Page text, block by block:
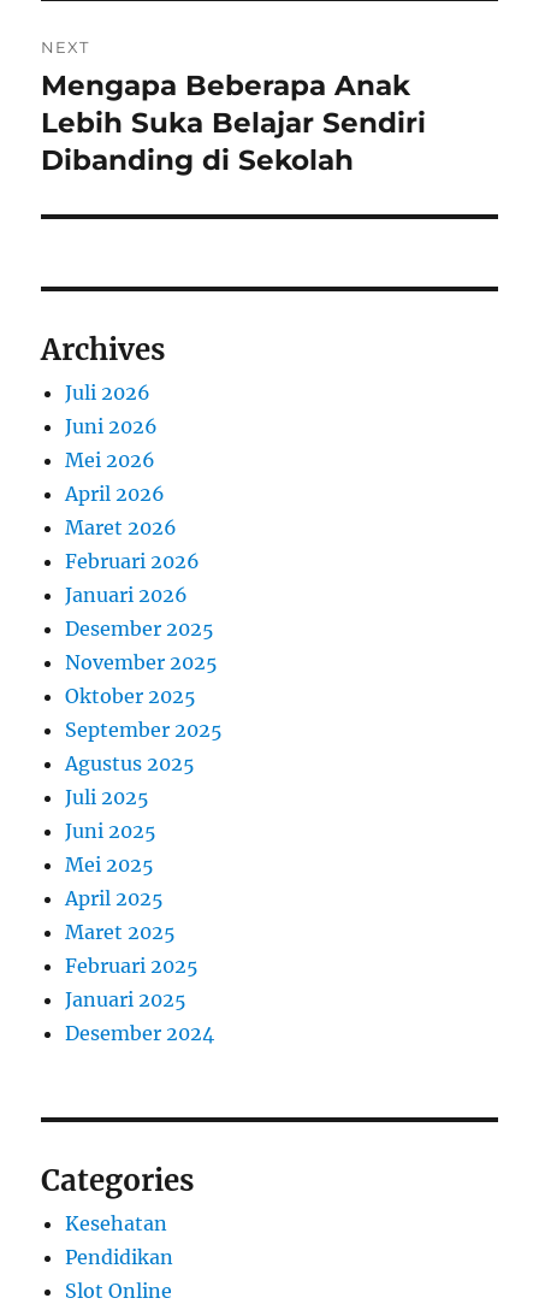
NEXT
Next
post:
Mengapa Beberapa Anak
Lebih Suka Belajar Sendiri
Dibanding di Sekolah
Archives
Juli 2026
Juni 2026
Mei 2026
April 2026
Maret 2026
Februari 2026
Januari 2026
Desember 2025
November 2025
Oktober 2025
September 2025
Agustus 2025
Juli 2025
Juni 2025
Mei 2025
April 2025
Maret 2025
Februari 2025
Januari 2025
Desember 2024
Categories
Kesehatan
Pendidikan
Slot Online